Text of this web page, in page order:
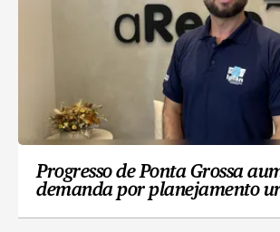
Progresso de Ponta Grossa
demanda por planejamento